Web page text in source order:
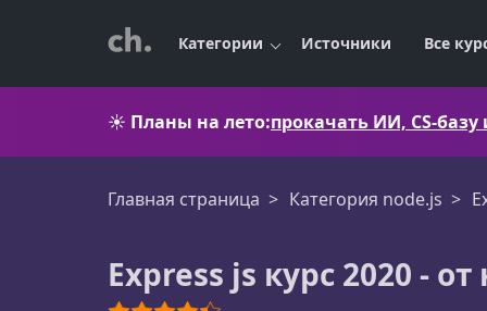
Категории Источники Все
☀️ Планы на лето:прокачать ИИ, CS-
Главная страница Категория node.js
Express js курс 2020 -